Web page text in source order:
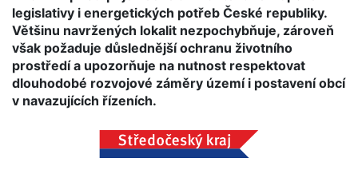
legislativy i energetických potřeb České republiky.
Většinu navržených lokalit nezpochybňuje, zároveň
však požaduje důslednější ochranu životního
prostředí a upozorňuje na nutnost respektovat
dlouhodobé rozvojové záměry území i postavení obcí
v navazujících řízeních.